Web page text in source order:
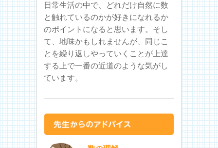
日常生活の中で、どれだけ自然に数
と触れているのかが好きになれるか
のポイントになると思います。そし
て、地味かもしれませんが、同じこ
とを繰り返しやっていくことが上達
する上で一番の近道のような気がし
ています。